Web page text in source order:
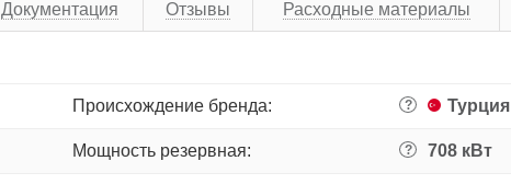
Документация Отзывы Расходные материалы
Происхождение бренда: ? Турция
Мощность резервная: ? 708 кВт